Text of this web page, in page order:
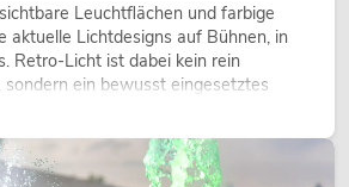
Leuchtflächen und farbige
aktuelle Lichtdesigns auf Bühnen, in
Retro-Licht ist dabei kein rein
ein bewusst eingesetztes
schafft Atmosphäre, gibt Szenen
LED-Setups emotionaler